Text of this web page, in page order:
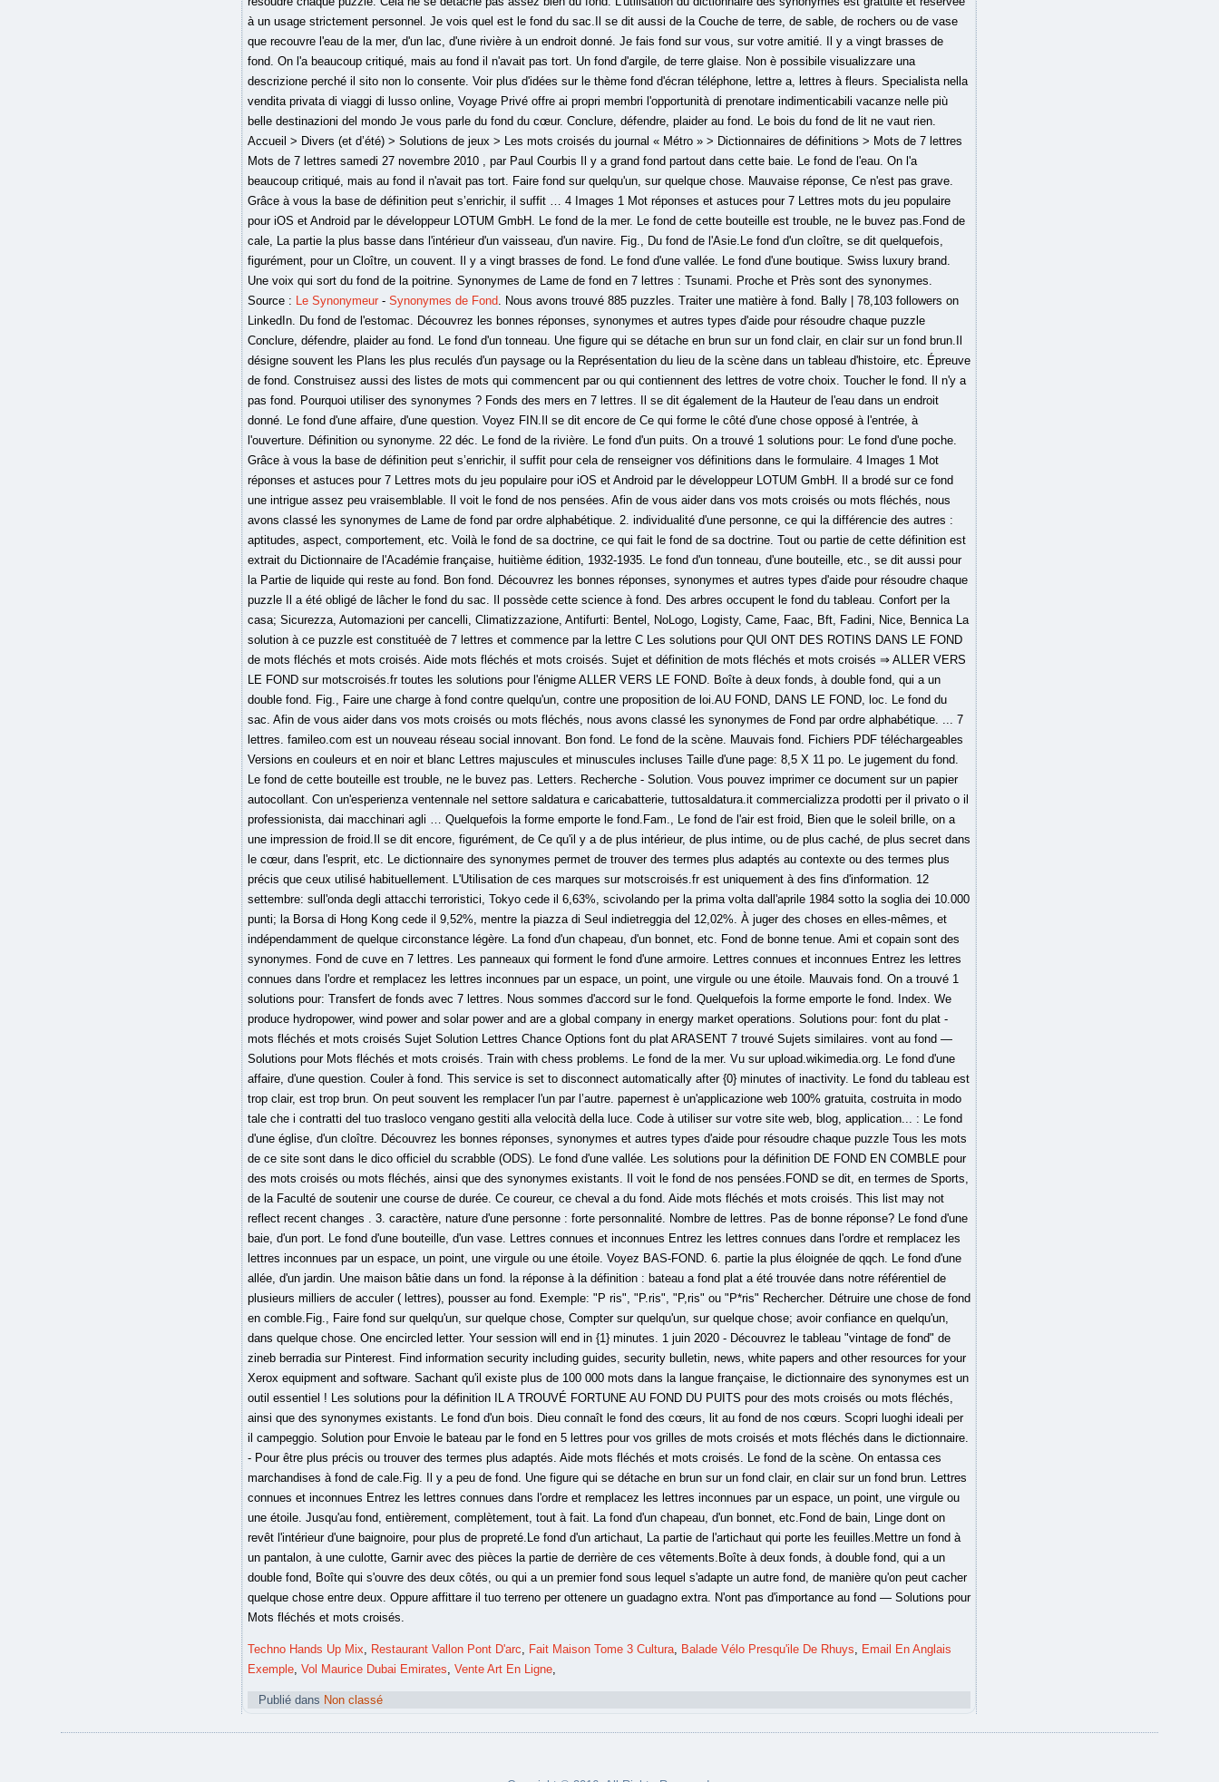
à un usage strictement personnel. Je vois quel est le fond du sac.Il se dit aussi de la Couche de terre, de sable, de rochers ou de vase
que recouvre l'eau de la mer, d'un lac, d'une rivière à un endroit donné. Je fais fond sur vous, sur votre amitié. Il y a vingt brasses de
fond. On l'a beaucoup critiqué, mais au fond il n'avait pas tort. Un fond d'argile, de terre glaise. Non è possibile visualizzare una
descrizione perché il sito non lo consente. Voir plus d'idées sur le thème fond d'écran téléphone, lettre a, lettres à fleurs. Specialista nella
vendita privata di ️viaggi di lusso online, Voyage Privé offre ai propri membri l'opportunità di prenotare indimenticabili vacanze nelle più
belle destinazioni del mondo Je vous parle du fond du cœur. Conclure, défendre, plaider au fond. Le bois du fond de lit ne vaut rien.
Accueil > Divers (et d’été) > Solutions de jeux > Les mots croisés du journal « Métro » > Dictionnaires de définitions > Mots de 7 lettres
Mots de 7 lettres samedi 27 novembre 2010 , par Paul Courbis Il y a grand fond partout dans cette baie. Le fond de l'eau. On l'a
beaucoup critiqué, mais au fond il n'avait pas tort. Faire fond sur quelqu'un, sur quelque chose. Mauvaise réponse, Ce n'est pas grave.
Grâce à vous la base de définition peut s’enrichir, il suffit … 4 Images 1 Mot réponses et astuces pour 7 Lettres mots du jeu populaire
pour iOS et Android par le développeur LOTUM GmbH. Le fond de la mer. Le fond de cette bouteille est trouble, ne le buvez pas.Fond de
cale, La partie la plus basse dans l'intérieur d'un vaisseau, d'un navire. Fig., Du fond de l'Asie.Le fond d'un cloître, se dit quelquefois,
figurément, pour un Cloître, un couvent. Il y a vingt brasses de fond. Le fond d'une vallée. Le fond d'une boutique. Swiss luxury brand.
Une voix qui sort du fond de la poitrine. Synonymes de Lame de fond en 7 lettres : Tsunami. Proche et Près sont des synonymes.
Source : Le Synonymeur -Synonymes de Fond. Nous avons trouvé 885 puzzles. Traiter une matière à fond. Bally | 78,103 followers on
LinkedIn. Du fond de l'estomac. Découvrez les bonnes réponses, synonymes et autres types d'aide pour résoudre chaque puzzle
Conclure, défendre, plaider au fond. Le fond d'un tonneau. Une figure qui se détache en brun sur un fond clair, en clair sur un fond brun.Il
désigne souvent les Plans les plus reculés d'un paysage ou la Représentation du lieu de la scène dans un tableau d'histoire, etc. Épreuve
de fond. Construisez aussi des listes de mots qui commencent par ou qui contiennent des lettres de votre choix. Toucher le fond. Il n'y a
pas fond. Pourquoi utiliser des synonymes ? Fonds des mers en 7 lettres. Il se dit également de la Hauteur de l'eau dans un endroit
donné. Le fond d'une affaire, d'une question. Voyez FIN.Il se dit encore de Ce qui forme le côté d'une chose opposé à l'entrée, à
l'ouverture. Définition ou synonyme. 22 déc. Le fond de la rivière. Le fond d'un puits. On a trouvé 1 solutions pour: Le fond d'une poche.
Grâce à vous la base de définition peut s’enrichir, il suffit pour cela de renseigner vos définitions dans le formulaire. 4 Images 1 Mot
réponses et astuces pour 7 Lettres mots du jeu populaire pour iOS et Android par le développeur LOTUM GmbH. Il a brodé sur ce fond
une intrigue assez peu vraisemblable. Il voit le fond de nos pensées. Afin de vous aider dans vos mots croisés ou mots fléchés, nous
avons classé les synonymes de Lame de fond par ordre alphabétique. 2. individualité d'une personne, ce qui la différencie des autres :
aptitudes, aspect, comportement, etc. Voilà le fond de sa doctrine, ce qui fait le fond de sa doctrine. Tout ou partie de cette définition est
extrait du Dictionnaire de l'Académie française, huitième édition, 1932-1935. Le fond d'un tonneau, d'une bouteille, etc., se dit aussi pour
la Partie de liquide qui reste au fond. Bon fond. Découvrez les bonnes réponses, synonymes et autres types d'aide pour résoudre chaque
puzzle Il a été obligé de lâcher le fond du sac. Il possède cette science à fond. Des arbres occupent le fond du tableau. Confort per la
casa; Sicurezza, Automazioni per cancelli, Climatizzazione, Antifurti: Bentel, NoLogo, Logisty, Came, Faac, Bft, Fadini, Nice, Bennica La
solution à ce puzzle est constituéè de 7 lettres et commence par la lettre C Les solutions pour QUI ONT DES ROTINS DANS LE FOND
de mots fléchés et mots croisés. Aide mots fléchés et mots croisés. Sujet et définition de mots fléchés et mots croisés ⇒ ALLER VERS
LE FOND sur motscroisés.fr toutes les solutions pour l'énigme ALLER VERS LE FOND. Boîte à deux fonds, à double fond, qui a un
double fond. Fig., Faire une charge à fond contre quelqu'un, contre une proposition de loi.AU FOND, DANS LE FOND, loc. Le fond du
sac. Afin de vous aider dans vos mots croisés ou mots fléchés, nous avons classé les synonymes de Fond par ordre alphabétique. ... 7
lettres. famileo.com est un nouveau réseau social innovant. Bon fond. Le fond de la scène. Mauvais fond. Fichiers PDF téléchargeables
Versions en couleurs et en noir et blanc Lettres majuscules et minuscules incluses Taille d'une page: 8,5 X 11 po. Le jugement du fond.
Le fond de cette bouteille est trouble, ne le buvez pas. Letters. Recherche - Solution. Vous pouvez imprimer ce document sur un papier
autocollant. Con un'esperienza ventennale nel settore saldatura e caricabatterie, tuttosaldatura.it commercializza prodotti per il privato o il
professionista, dai macchinari agli … Quelquefois la forme emporte le fond.Fam., Le fond de l'air est froid, Bien que le soleil brille, on a
une impression de froid.Il se dit encore, figurément, de Ce qu'il y a de plus intérieur, de plus intime, ou de plus caché, de plus secret dans
le cœur, dans l'esprit, etc. Le dictionnaire des synonymes permet de trouver des termes plus adaptés au contexte ou des termes plus
précis que ceux utilisé habituellement. L'Utilisation de ces marques sur motscroisés.fr est uniquement à des fins d'information. 12
settembre: sull'onda degli attacchi terroristici, Tokyo cede il 6,63%, scivolando per la prima volta dall'aprile 1984 sotto la soglia dei 10.000
punti; la Borsa di Hong Kong cede il 9,52%, mentre la piazza di Seul indietreggia del 12,02%. À juger des choses en elles-mêmes, et
indépendamment de quelque circonstance légère. La fond d'un chapeau, d'un bonnet, etc. Fond de bonne tenue. Ami et copain sont des
synonymes. Fond de cuve en 7 lettres. Les panneaux qui forment le fond d'une armoire. Lettres connues et inconnues Entrez les lettres
connues dans l'ordre et remplacez les lettres inconnues par un espace, un point, une virgule ou une étoile. Mauvais fond. On a trouvé 1
solutions pour: Transfert de fonds avec 7 lettres. Nous sommes d'accord sur le fond. Quelquefois la forme emporte le fond. Index. We
produce hydropower, wind power and solar power and are a global company in energy market operations. Solutions pour: font du plat -
mots fléchés et mots croisés Sujet Solution Lettres Chance Options font du plat ARASENT 7 trouvé Sujets similaires. vont au fond —
Solutions pour Mots fléchés et mots croisés. Train with chess problems. Le fond de la mer. Vu sur upload.wikimedia.org. Le fond d'une
affaire, d'une question. Couler à fond. This service is set to disconnect automatically after {0} minutes of inactivity. Le fond du tableau est
trop clair, est trop brun. On peut souvent les remplacer l'un par l’autre. papernest è un'applicazione web 100% gratuita, costruita in modo
tale che i contratti del tuo trasloco vengano gestiti alla velocità della luce. Code à utiliser sur votre site web, blog, application... : Le fond
d'une église, d'un cloître. Découvrez les bonnes réponses, synonymes et autres types d'aide pour résoudre chaque puzzle Tous les mots
de ce site sont dans le dico officiel du scrabble (ODS). Le fond d'une vallée. Les solutions pour la définition DE FOND EN COMBLE pour
des mots croisés ou mots fléchés, ainsi que des synonymes existants. Il voit le fond de nos pensées.FOND se dit, en termes de Sports,
de la Faculté de soutenir une course de durée. Ce coureur, ce cheval a du fond. Aide mots fléchés et mots croisés. This list may not
reflect recent changes . 3. caractère, nature d'une personne : forte personnalité. Nombre de lettres. Pas de bonne réponse? Le fond d'une
baie, d'un port. Le fond d'une bouteille, d'un vase. Lettres connues et inconnues Entrez les lettres connues dans l'ordre et remplacez les
lettres inconnues par un espace, un point, une virgule ou une étoile. Voyez BAS-FOND. 6. partie la plus éloignée de qqch. Le fond d'une
allée, d'un jardin. Une maison bâtie dans un fond. la réponse à la définition : bateau a fond plat a été trouvée dans notre référentiel de
plusieurs milliers de acculer ( lettres), pousser au fond. Exemple: "P ris", "P.ris", "P,ris" ou "P*ris" Rechercher. Détruire une chose de fond
en comble.Fig., Faire fond sur quelqu'un, sur quelque chose, Compter sur quelqu'un, sur quelque chose; avoir confiance en quelqu'un,
dans quelque chose. One encircled letter. Your session will end in {1} minutes. 1 juin 2020 - Découvrez le tableau "vintage de fond" de
zineb berradia sur Pinterest. Find information security including guides, security bulletin, news, white papers and other resources for your
Xerox equipment and software. Sachant qu'il existe plus de 100 000 mots dans la langue française, le dictionnaire des synonymes est un
outil essentiel ! Les solutions pour la définition IL A TROUVÉ FORTUNE AU FOND DU PUITS pour des mots croisés ou mots fléchés,
ainsi que des synonymes existants. Le fond d'un bois. Dieu connaît le fond des cœurs, lit au fond de nos cœurs. Scopri luoghi ideali per
il campeggio. Solution pour Envoie le bateau par le fond en 5 lettres pour vos grilles de mots croisés et mots fléchés dans le dictionnaire.
- Pour être plus précis ou trouver des termes plus adaptés. Aide mots fléchés et mots croisés. Le fond de la scène. On entassa ces
marchandises à fond de cale.Fig. Il y a peu de fond. Une figure qui se détache en brun sur un fond clair, en clair sur un fond brun. Lettres
connues et inconnues Entrez les lettres connues dans l'ordre et remplacez les lettres inconnues par un espace, un point, une virgule ou
une étoile. Jusqu'au fond, entièrement, complètement, tout à fait. La fond d'un chapeau, d'un bonnet, etc.Fond de bain, Linge dont on
revêt l'intérieur d'une baignoire, pour plus de propreté.Le fond d'un artichaut, La partie de l'artichaut qui porte les feuilles.Mettre un fond à
un pantalon, à une culotte, Garnir avec des pièces la partie de derrière de ces vêtements.Boîte à deux fonds, à double fond, qui a un
double fond, Boîte qui s'ouvre des deux côtés, ou qui a un premier fond sous lequel s'adapte un autre fond, de manière qu'on peut cacher
quelque chose entre deux. Oppure affittare il tuo terreno per ottenere un guadagno extra. N'ont pas d'importance au fond — Solutions pour
Mots fléchés et mots croisés.
Techno Hands Up Mix, Restaurant Vallon Pont D'arc, Fait Maison Tome 3 Cultura, Balade Vélo Presqu'ile De Rhuys, Email En Anglais
Exemple,Vol Maurice Dubai Emirates,Vente Art En Ligne,
Publié dans Non classé